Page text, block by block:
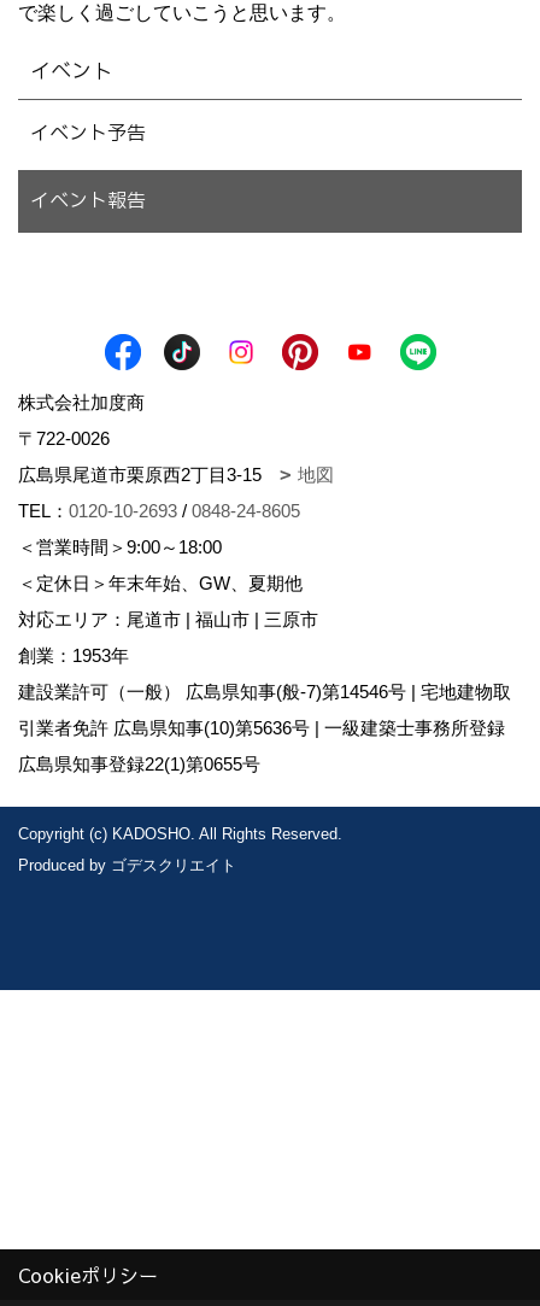
で楽しく過ごしていこうと思います。
イベント
イベント予告
イベント報告
株式会社加度商
〒722-0026
広島県尾道市栗原西2丁目3-15
地図
TEL： 0120-10-2693 / 0848-24-8605
＜営業時間＞9:00～18:00
＜定休日＞年末年始、GW、夏期他
対応エリア：尾道市 | 福山市 | 三原市
創業：1953年
建設業許可（一般） 広島県知事(般-7)第14546号 | 宅地建物取
引業者免許 広島県知事(10)第5636号 | 一級建築士事務所登録
広島県知事登録22(1)第0655号
Copyright (c) KADOSHO. All Rights Reserved.
Produced by ゴデスクリエイト
Cookieポリシー